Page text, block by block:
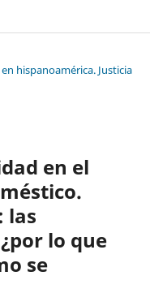
hispanoamérica. Justicia
en el
las
lo que
se